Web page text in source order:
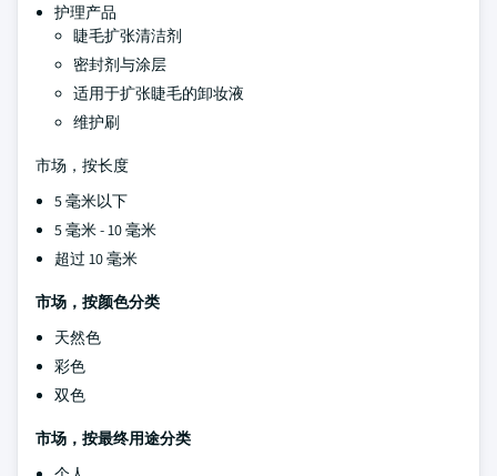
护理产品
睫毛扩张清洁剂
密封剂与涂层
适用于扩张睫毛的卸妆液
维护刷
市场，按长度
5 毫米以下
5 毫米 - 10 毫米
超过 10 毫米
市场，按颜色分类
天然色
彩色
双色
市场，按最终用途分类